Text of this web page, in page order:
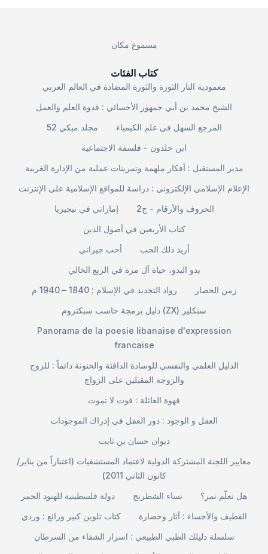
مسموع مكان
كتاب الفئات
معمودية النار الثورة والثورة المضادة في العالم العربي
الشيخ محمد بن أبي جمهور الأحسائي : قدوة العلم والعمل
مجلد ميكي 52
المرجع السهل في علم الكيمياء
ابن خلدون - فلسفة الاجتماعية
مدير المستقبل : أفكار ملهمة وتمرينات عملية من الإدارة الغربية
الإعلام الإسلامي الإلكتروني : دراسة للمواقع الإسلامية على الإنترنت
إماراتي في نيجيريا
الحروف والأرقام - ج2
كتاب الأربعين في أصول الدين
أحب جيراني
أريد ذلك الحب
بدو البدو، حياة آل مرة في الربع الخالي
رواد التجديد في الإسلام : 1840 – 1940 م
زمن الحصار
دليل برمجة حاسب سبكتروم (ZX) سنكلير
Panorama de la poesie libanaise d'expression
francaise
الدليل العلمي والنفسي للوسادة الدافئة والحنونة دائماً : للزوج
والزوجة المقبلين على الزواج
قهوة العائلة : قوت لا تموت
العقل و الوجود : دور العقل في إدراك الموجودات
ديوان حسان بن ثابت
معايير اللجنة المشتركة الدولية لاعتماد المستشفيات (اعتباراً من يناير/
كانون الثاني 2011)
دولة فلسطينية للهنود الحمر
نساء الشطرنج
هل تعلّم نمر؟
كتاب تلوين كبير ورائع : وردي
القطيف والأحساء : آثار وحضارة
سلسلة دليلك الطبي الطبيعي : اسرار الشفاء من السرطان